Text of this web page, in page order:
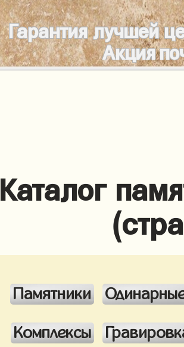
Гарантия лучшей
Акция
Каталог
Памятники
Комплексы